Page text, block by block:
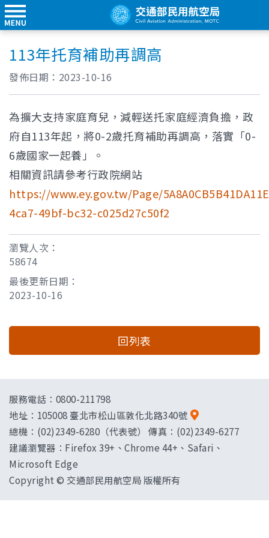
113年托育補助再調高
發佈日期： 2023-10-16
為擴大支持家庭育兒，減輕送托家庭經濟負擔，政
府自113年起，將0-2歲托育補助再調高，落實「0-
6歲國家一起養」。
相關資訊請參考行政院網站
https://www.ey.gov.tw/Page/
4ca7-49bf-bc32-c025d27c50f2
瀏覽人次：
58674
最後更新日期：
2023-10-16
回列表
服務電話：0800-211798
地址： 105008 臺北市松山區敦化北路340號
總機：(02)2349-6280（代表號） 傳真：(02)2349-6277
建議瀏覽器：Firefox 39+、Chrome 44+、Safari、
Microsoft Edge
Copyright © 交通部民用航空局 版權所有